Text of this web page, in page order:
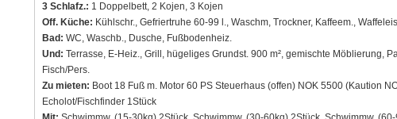
3 Schlafz.: 1 Doppelbett, 2 Kojen, 3 Kojen
Off. Küche: Kühlschr., Gefriertruhe 60-99 l., Waschm, Trockner, Kaffeem.,
Bad: WC, Waschb., Dusche, Fußbodenheiz.
Und: Terrasse, E-Heiz., Grill, hügeliges Grundst. 900 m², gemischte Möblierung,
Fisch/Pers.
Zu mieten: Boot 18 Fuß m. Motor 60 PS Steuerhaus (offen) NOK 5500 (Kaution
Echolot/Fischfinder 1Stück